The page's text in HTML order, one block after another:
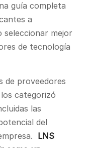
guía completa
a
seleccionar mejor
de tecnología
de proveedores
categorizó
las
del
LNS